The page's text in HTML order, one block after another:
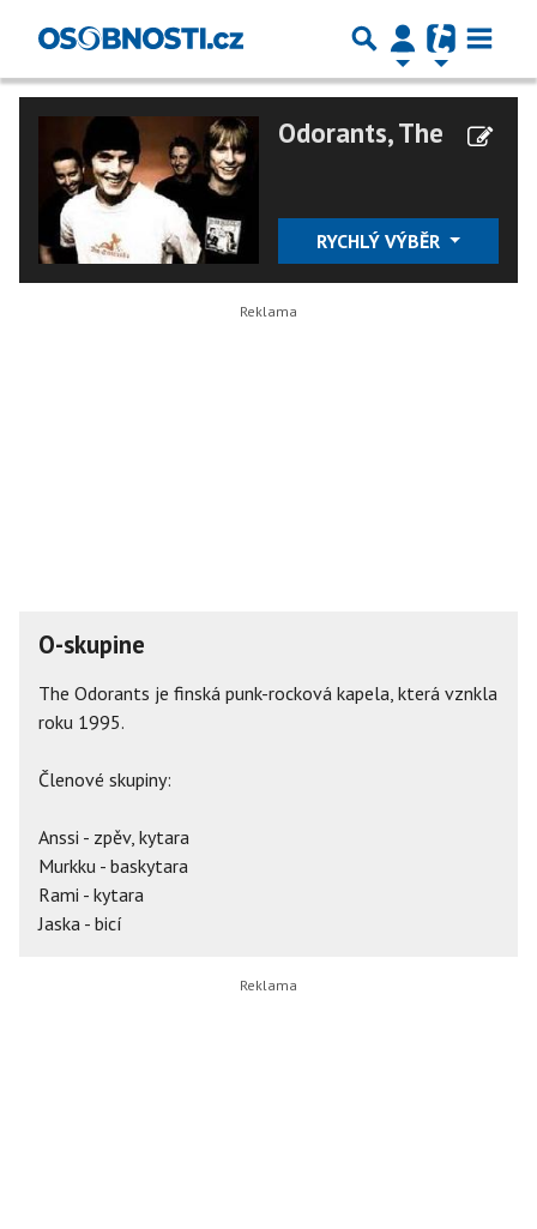
Odorants, The
RYCHLÝ VÝBĚR
O-skupine
The Odorants je finská punk-rocková kapela, která vznkla
roku 1995.
Členové skupiny:
Anssi - zpěv, kytara
Murkku - baskytara
Rami - kytara
Jaska - bicí